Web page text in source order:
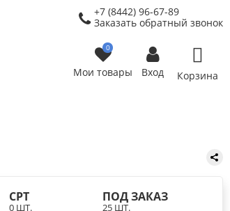
+7 (8442) 96-67-89
Заказать обратный звонок
0
Мои товары Вход Корзина
СРТ
0 ШТ.
ПОД ЗАКАЗ
25 ШТ.